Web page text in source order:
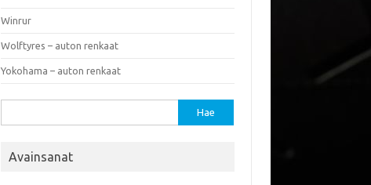
Winrur
Wolftyres – auton renkaat
Yokohama – auton renkaat
Avainsanat